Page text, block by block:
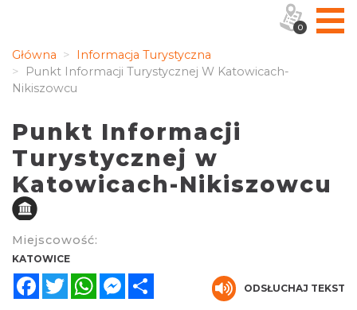
Główna
Informacja Turystyczna
Punkt Informacji Turystycznej W Katowicach-
Nikiszowcu
Punkt Informacji
Turystycznej w
Katowicach-Nikiszowcu
Miejscowość:
KATOWICE
FacebookTwitterWhatsAppMessenger
ODSŁUCHAJ TEKST
0